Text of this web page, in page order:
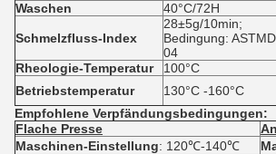
Waschen
40°C/72H
Schmelzfluss-Index
28±5g/10min;
Bedingung:
04
Rheologie-Temperatur 100°C
Betriebstemperatur
130°C -160°C
Empfohlene Verpfändungsbedingungen:
Flache Presse
Maschinen-Einstellung: 120℃-140℃